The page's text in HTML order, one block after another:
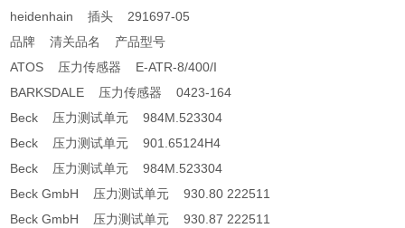
heidenhain 插头 291697-05
品牌 清关品名 产品型号
ATOS 压力传感器 E-ATR-8/400/I
BARKSDALE 压力传感器 0423-164
Beck 压力测试单元 984M.523304
Beck 压力测试单元 901.65124H4
Beck 压力测试单元 984M.523304
Beck GmbH 压力测试单元 930.80 222511
Beck GmbH 压力测试单元 930.87 222511